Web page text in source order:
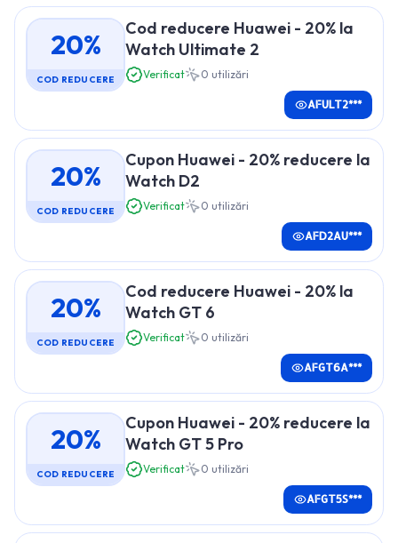
20%
COD REDUCERE
Cod reducere Huawei - 20% la
Watch Ultimate 2
Verificat 0 utilizări
AFULT2***
20%
COD REDUCERE
Cupon Huawei - 20% reducere la
Watch D2
Verificat 0 utilizări
AFD2AU***
20%
COD REDUCERE
Cod reducere Huawei - 20% la
Watch GT 6
Verificat 0 utilizări
AFGT6A***
20%
COD REDUCERE
Cupon Huawei - 20% reducere la
Watch GT 5 Pro
Verificat 0 utilizări
AFGT5S***